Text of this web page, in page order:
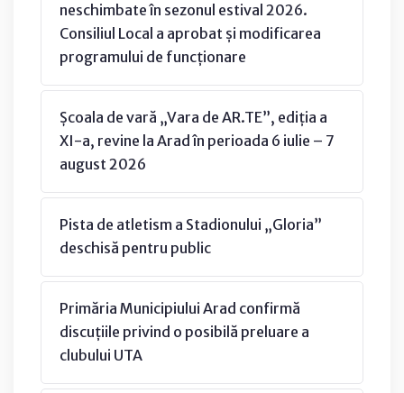
neschimbate în sezonul estival 2026.
Consiliul Local a aprobat și modificarea
programului de funcționare
Școala de vară „Vara de AR.TE”, ediția a
XI-a, revine la Arad în perioada 6 iulie – 7
august 2026
Pista de atletism a Stadionului „Gloria”
deschisă pentru public
Primăria Municipiului Arad confirmă
discuțiile privind o posibilă preluare a
clubului UTA